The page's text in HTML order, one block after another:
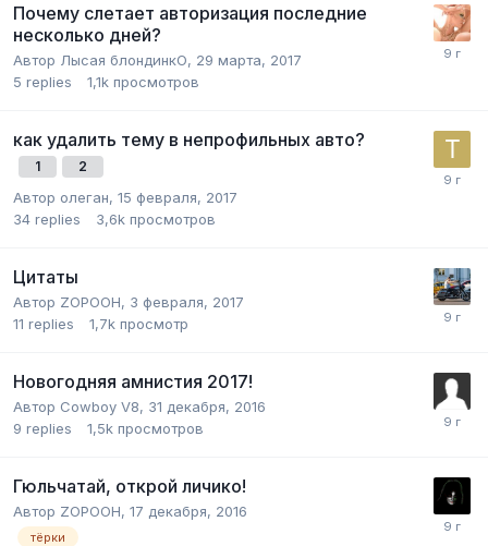
Почему слетает авторизация последние
несколько дней?
Автор Лысая блондинкО, 29 марта, 2017
5 replies 1,1k просмотров
как удалить тему в непрофильных авто?
1 2
Автор олеган, 15 февраля, 2017
34 replies 3,6k просмотров
Цитаты
Автор ZOPOOH, 3 февраля, 2017
11 replies 1,7k просмотр
Новогодняя амнистия 2017!
Автор Cowboy V8, 31 декабря, 2016
9 replies 1,5k просмотров
Гюльчатай, открой личико!
Автор ZOPOOH, 17 декабря, 2016
тёрки